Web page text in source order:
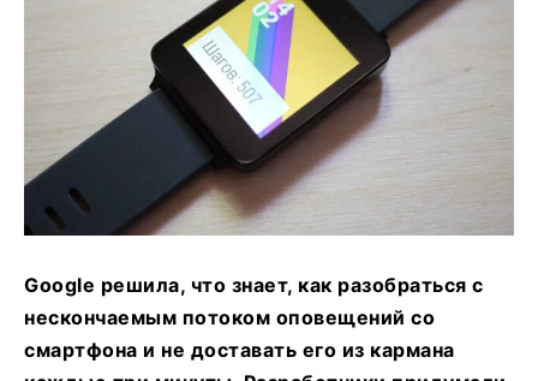
Google решила, что знает, как разобраться с
нескончаемым потоком оповещений со
смартфона и не доставать его из кармана